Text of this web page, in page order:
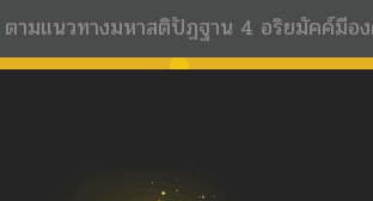
ามแนวทางมหาสติปัฏฐาน 4 อริยมัคค์มีอ